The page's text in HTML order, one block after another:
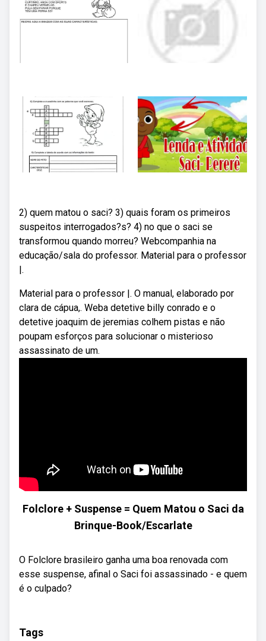
2) quem matou o saci? 3) quais foram os primeiros
suspeitos interrogados?s? 4) no que o saci se
transformou quando morreu? Webcompanhia na
educação/sala do professor. Material para o professor
|.
Material para o professor |. O manual, elaborado por
clara de cápua,. Weba detetive billy conrado e o
detetive joaquim de jeremias colhem pistas e não
poupam esforços para solucionar o misterioso
assassinato de um.
Folclore + Suspense = Quem Matou o Saci da
Brinque-Book/Escarlate
O Folclore brasileiro ganha uma boa renovada com
esse suspense, afinal o Saci foi assassinado - e quem
é o culpado?
Tags